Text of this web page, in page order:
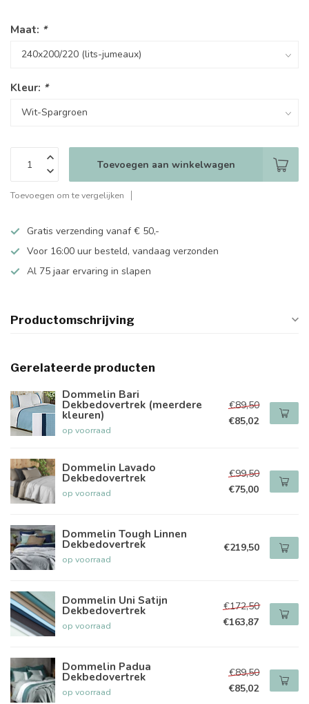
Maat: *
Kleur: *
Toevoegen aan winkelwagen
Toevoegen om te vergelijken
Gratis verzending vanaf € 50,-
Voor 16:00 uur besteld, vandaag verzonden
Al 75 jaar ervaring in slapen
Productomschrijving
Gerelateerde producten
Dommelin Bari
Dekbedovertrek (meerdere
kleuren)
op voorraad
€89,50
€85,02
Dommelin Lavado
Dekbedovertrek
op voorraad
€99,50
€75,00
Dommelin Tough Linnen
Dekbedovertrek
op voorraad
€219,50
Dommelin Uni Satijn
Dekbedovertrek
op voorraad
€172,50
€163,87
Dommelin Padua
Dekbedovertrek
op voorraad
€89,50
€85,02